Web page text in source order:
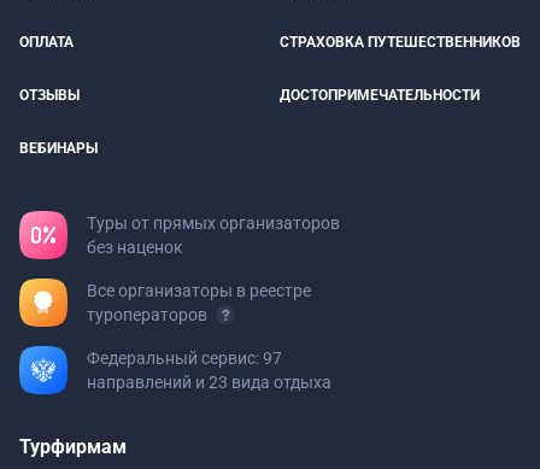
ОПЛАТА СТРАХОВКА ПУТЕШЕСТВЕННИКОВ
ОТЗЫВЫ ДОСТОПРИМЕЧАТЕЛЬНОСТИ
ВЕБИНАРЫ
Туры от прямых организаторов
без наценок
Все организаторы в реестре
туроператоров
Федеральный сервис: 97
направлений и 23 вида отдыха
Турфирмам